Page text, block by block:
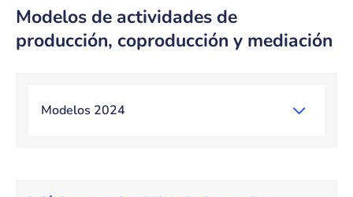
Modelos de actividades de
producción, coproducción y mediación
Modelos 2024
Bloque de contenido